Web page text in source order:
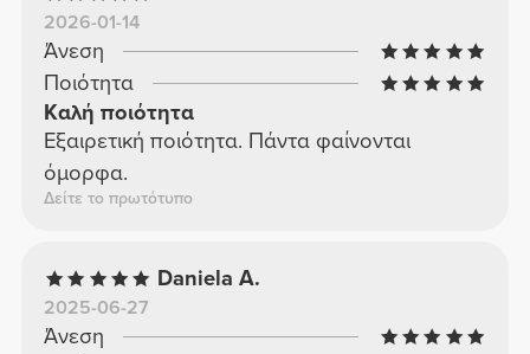
2026-01-14
Άνεση
Ποιότητα
Καλή ποιότητα
Εξαιρετική ποιότητα. Πάντα φαίνονται
όμορφα.
Δείτε το πρωτότυπο
Daniela A.
2025-06-27
Άνεση